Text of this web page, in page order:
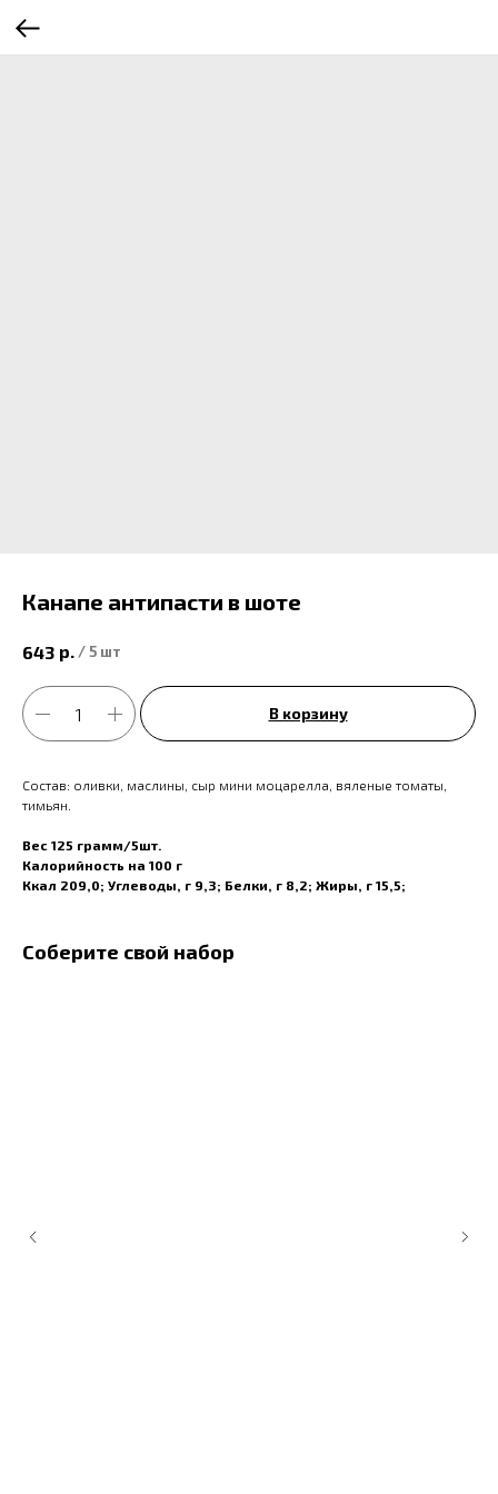
Канапе антипасти в шоте
643 р. /5 шт
В корзину
Состав: оливки, маслины, сыр мини моцарелла, вяленые томаты,
тимьян.
Вес 125 грамм/5шт.
Калорийность на 100 г
Ккал 209,0; Углеводы, г 9,3; Белки, г 8,2; Жиры, г 15,5;
Соберите свой набор